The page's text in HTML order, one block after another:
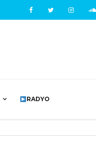
RADYO